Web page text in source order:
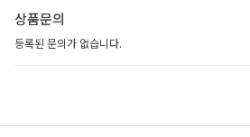
상품문의
등록된 문의가 없습니다.